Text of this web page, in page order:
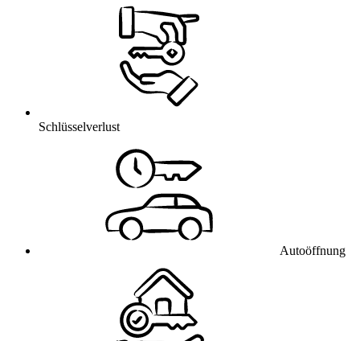
Schlüsselverlust
Autoöffnung